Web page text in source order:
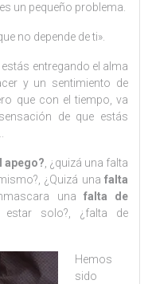
un pequeño problema.
no depende de ti».
estás entregando el alma
y un sentimiento de
que con el tiempo, va
de que estás
apego?, ¿quizá una falta
¿Quizá una falta
una falta de
estar solo?, ¿falta de
Hemos
sido